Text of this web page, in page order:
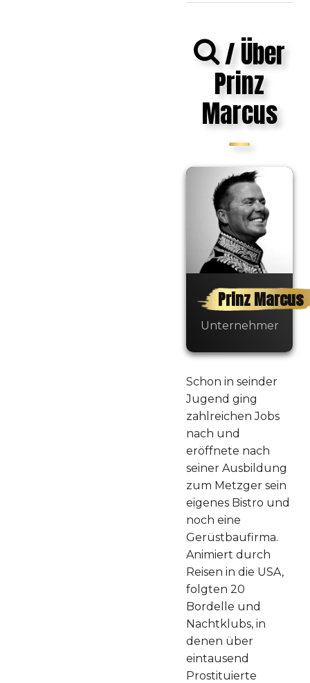
/ Über
Prinz
Marcus
Prinz Marcus
Unternehmer
Schon in seinder
Jugend ging
zahlreichen Jobs
nach und
eröffnete nach
seiner Ausbildung
zum Metzger sein
eigenes Bistro und
noch eine
Gerüstbaufirma.
Animiert durch
Reisen in die USA,
folgten 20
Bordelle und
Nachtklubs, in
denen über
eintausend
Prostituierte